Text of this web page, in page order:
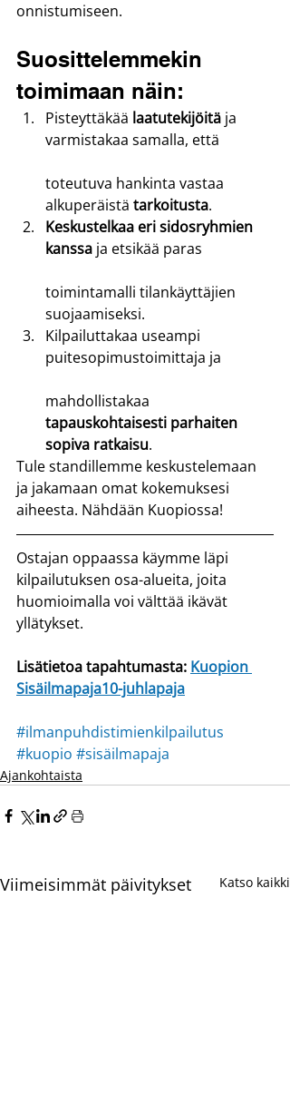
onnistumiseen.
Suosittelemmekin
toimimaan näin:
Pisteyttäkää laatutekijöitä ja
varmistakaa samalla, että
toteutuva hankinta vastaa
alkuperäistä tarkoitusta.
Keskustelkaa eri sidosryhmien
kanssa ja etsikää paras
toimintamalli tilankäyttäjien
suojaamiseksi.
Kilpailuttakaa useampi
puitesopimustoimittaja ja
mahdollistakaa
tapauskohtaisesti parhaiten
sopiva ratkaisu.
Tule standillemme keskustelemaan
ja jakamaan omat kokemuksesi
aiheesta. Nähdään Kuopiossa!
Ostajan oppaassa käymme läpi
kilpailutuksen osa-alueita, joita
huomioimalla voi välttää ikävät
yllätykset.
Lisätietoa tapahtumasta: Kuopion
Sisäilmapaja10-juhlapaja
#ilmanpuhdistimienkilpailutus
#kuopio #sisäilmapaja
Ajankohtaista
Viimeisimmät päivitykset Katso kaikki